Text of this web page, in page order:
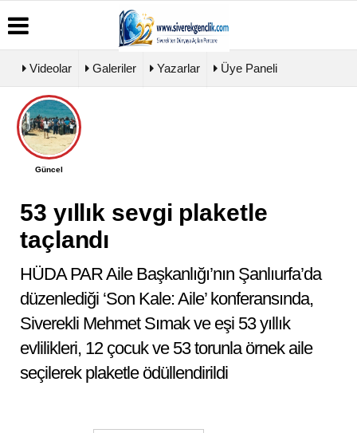
Üye
Paneli
Haber
Arşivi
Haberleri
Galeri
Videolar Galeriler Yazarlar Üye Paneli
Güncel
53 yıllık sevgi plaketle
taçlandı
HÜDA PAR Aile Başkanlığı’nın Şanlıurfa’da
düzenlediği ‘Son Kale: Aile’ konferansında,
Siverekli Mehmet Sımak ve eşi 53 yıllık
evlilikleri, 12 çocuk ve 53 torunla örnek aile
seçilerek plaketle ödüllendirildi